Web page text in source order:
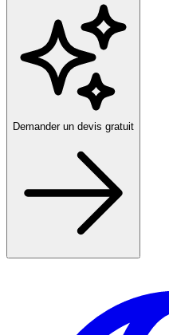
Demander un devis gratuit